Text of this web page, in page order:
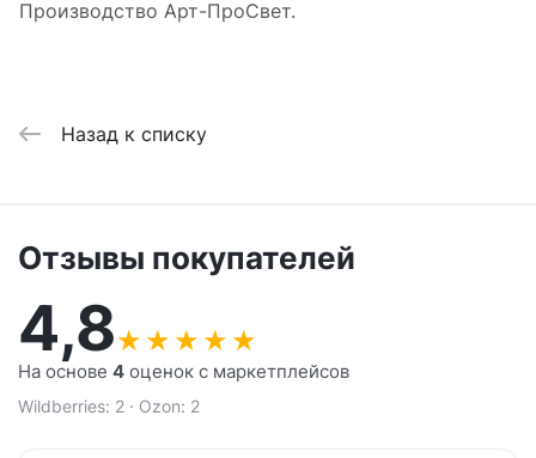
Производство Арт-ПроСвет.
Назад к списку
Отзывы покупателей
4,8★ ★ ★ ★ ★
На основе 4 оценок с маркетплейсов
Wildberries: 2 · Ozon: 2